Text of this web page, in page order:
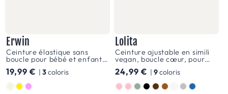
cour
de
récréation
à
Erwin
Ceinture élastique sans
boucle pour bébé et enfant,
fermeture à velcro, modèle
Erwin
Prix
habituel
19,99 € | 3coloris
Couleur
Lolita
Ceinture ajustable en simili
vegan, boucle cœur, pour
fille, modèle Lolita
Prix
habituel
24,99 € | 9coloris
Couleur